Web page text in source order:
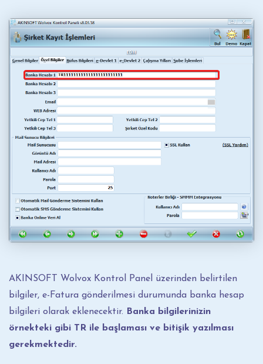
AKINSOFT Wolvox Kontrol Panel üzerinden belirtilen
bilgiler, e-Fatura gönderilmesi durumunda banka hesap
bilgileri olarak eklenecektir. Banka bilgilerinizin
örnekteki gibi TR ile başlaması ve bitişik yazılması
gerekmektedir.